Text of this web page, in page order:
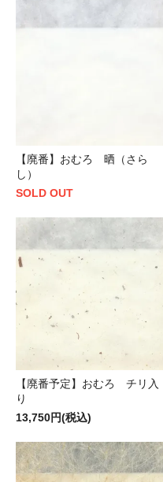
【廃番】おむろ 晒（さら
し）
SOLD OUT
【廃番予定】おむろ チリ入
り
13,750円(税込)